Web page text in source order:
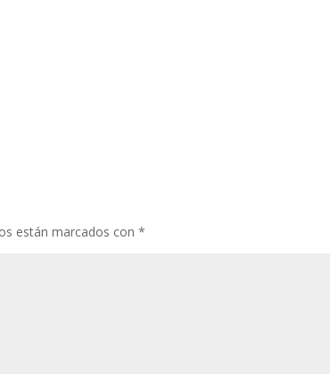
están marcados con *